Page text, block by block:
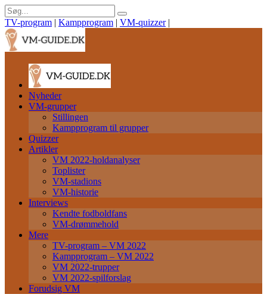
TV-program | Kampprogram | VM-quizzer |
Nyheder
VM-grupper
Stillingen
Kampprogram til grupper
Quizzer
Artikler
VM 2022-holdanalyser
Toplister
VM-stadions
VM-historie
Interviews
Kendte fodboldfans
VM-drømmehold
Mere
TV-program – VM 2022
Kampprogram – VM 2022
VM 2022-trupper
VM 2022-spilforslag
Forudsig VM